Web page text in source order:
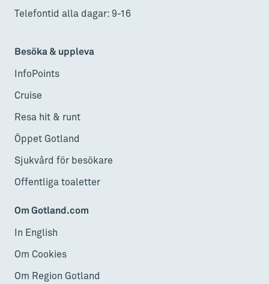
Telefontid alla dagar: 9-16
Besöka & uppleva
InfoPoints
Cruise
Resa hit & runt
Öppet Gotland
Sjukvård för besökare
Offentliga toaletter
Om Gotland.com
In English
Om Cookies
Om Region Gotland